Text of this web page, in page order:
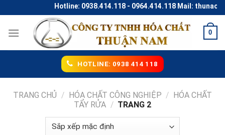
to
content
Hotline: 0938.414.118 - 0964.414.118 Mail:
0
HOTLINE: 0938 414 118
TRANG CHỦ / HÓA CHẤT CÔNG NGHIỆP / HÓA CHẤT
TẨY RỬA / TRANG 2